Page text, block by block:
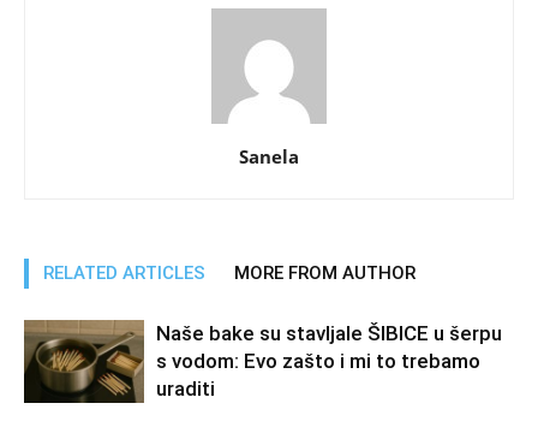
Sanela
RELATED ARTICLES MORE FROM AUTHOR
Naše bake su stavljale ŠIBICE u šerpu
s vodom: Evo zašto i mi to trebamo
uraditi